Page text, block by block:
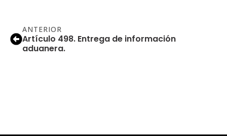
ANTERIOR
Artículo 498. Entrega de información
aduanera.